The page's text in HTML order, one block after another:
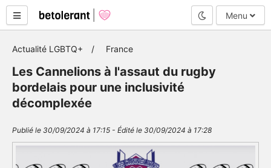
Mode nuit
Menu
Actualité LGBTQ+ France
Les Cannelions à l'assaut du rugby
bordelais pour une inclusivité
décomplexée
Publié le 30/09/2024 à 17:15 - Édité le 30/09/2024 à 17:28